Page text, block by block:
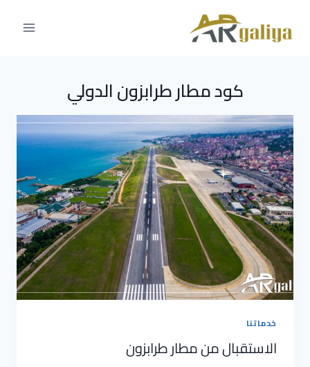
كود مطار طرابزون الدولي
خدماتنا
الاستقبال من مطار طرابزون